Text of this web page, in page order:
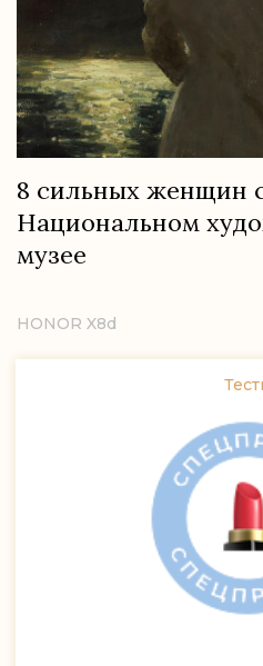
8 сильных женщин
Национальном
музее
HONOR X8d